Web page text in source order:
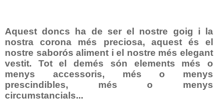
Aquest doncs ha de ser el nostre goig i la
nostra corona més preciosa, aquest és el
nostre saborós aliment i el nostre més elegant
vestit. Tot el demés són elements més o
menys accessoris, més o menys
prescindibles, més o menys
circumstancials...